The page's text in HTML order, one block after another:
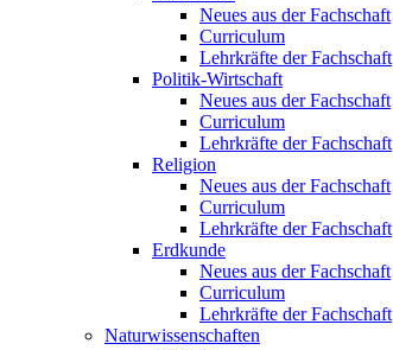
Neues aus der Fachschaft
Curriculum
Lehrkräfte der Fachschaft
Politik-Wirtschaft
Neues aus der Fachschaft
Curriculum
Lehrkräfte der Fachschaft
Religion
Neues aus der Fachschaft
Curriculum
Lehrkräfte der Fachschaft
Erdkunde
Neues aus der Fachschaft
Curriculum
Lehrkräfte der Fachschaft
Naturwissenschaften